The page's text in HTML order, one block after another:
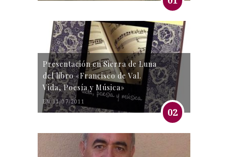
Presentación en Sierra de Luna
del libro «Francisco de Val.
Vida, Poesía y Música»
EN 31/07/2011
02